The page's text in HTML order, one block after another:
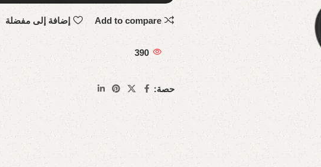
Add to compare إضافة إلى مفضلة
390
حصة: